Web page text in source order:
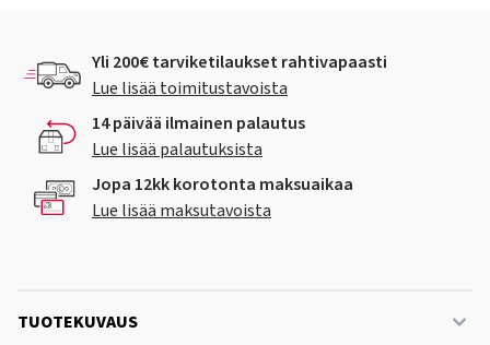
Yli 200€ tarviketilaukset rahtivapaasti
Lue lisää toimitustavoista
14 päivää ilmainen palautus
Lue lisää palautuksista
Jopa 12kk korotonta maksuaikaa
Lue lisää maksutavoista
TUOTEKUVAUS